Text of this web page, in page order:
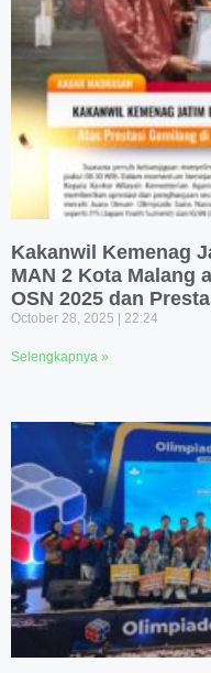
Kakanwil Kemenag
MAN 2 Kota Malang
OSN 2025 dan
October 28, 2025 22:24
Selengkapnya »